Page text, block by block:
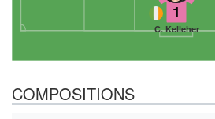
1
C. Kelleher
COMPOSITIONS